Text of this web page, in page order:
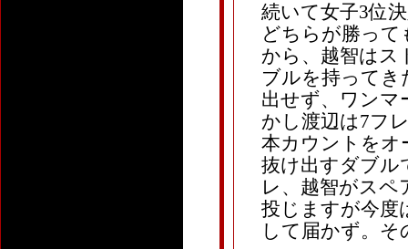
続いて女子3位
どちらが勝っ
から、越智はス
ブルを持って
出せず、ワンマ
かし渡辺は7フ
本カウントをオ
抜け出すダブル
レ、越智がスペ
投じますが今度
して届かず。